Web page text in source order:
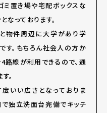
ミ置き場や宅配ボックスな
っております。
と物件周辺に大学があり学
す。もちろん社会人の方か
線が利用できるので、通
。
いい広さとなっておりま
で独立洗面台完備でキッチ